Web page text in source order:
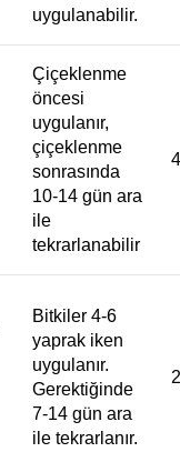
uygulanabilir.
Çiçeklenme
öncesi
uygulanır,
çiçeklenme
sonrasında
10-14 gün ara
ile
tekrarlanabilir
Bitkiler 4-6
yaprak iken
uygulanır.
Gerektiğinde
7-14 gün ara
ile tekrarlanır.